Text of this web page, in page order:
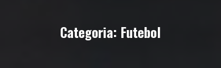
Categoria: Futebol